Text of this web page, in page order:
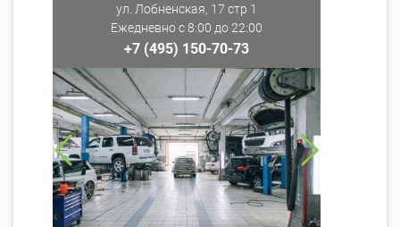
ул. Лобненская, 17 стр 1
Ежедневно с 8:00 до 22:00
+7 (495) 150-70-73